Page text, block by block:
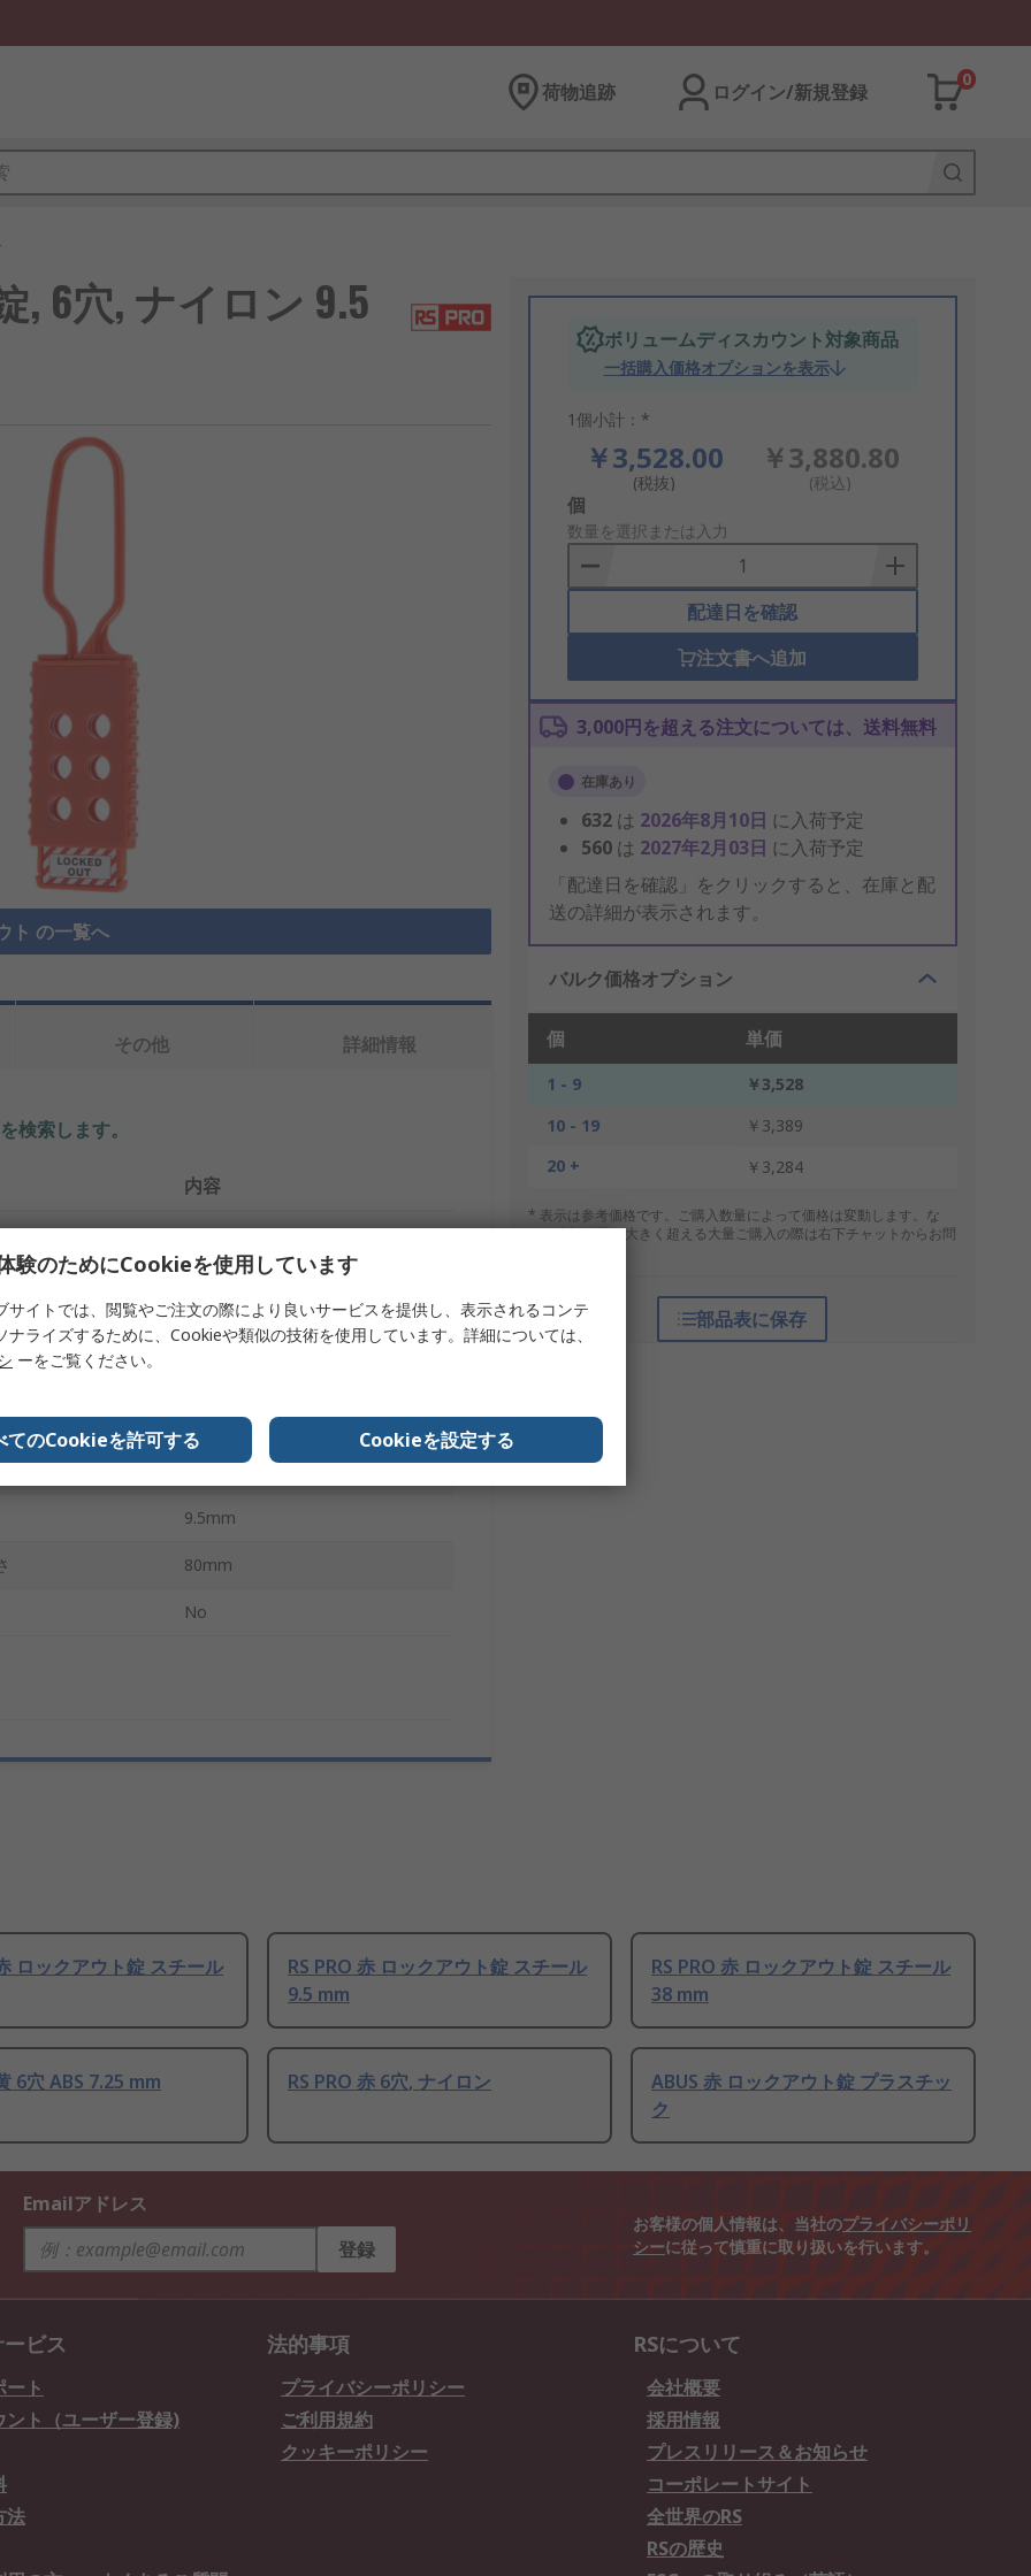
荷物追跡 ログイン/新規登録
0
, 6穴, ナイロン 9.5
ト の一覧へ
ボリュームディスカウント対象商品
一括購入価格オプションを表示
1個小計：*
￥3,528.00
(税抜)
￥3,880.80
(税込)
Add
to
Basket
個
数量を選択または入力
配達日を確認
注文書へ追加
3,000円を超える注文については、送料無料
在庫あり
632 は 2026年8月10日 に入荷予定
560 は 2027年2月03日 に入荷予定
「配達日を確認」をクリックすると、在庫と配
送の詳細が表示されます。
バルク価格オプション
個 単価
1 - 9
￥3,528
10 - 19
￥3,389
20 +
￥3,284
* 表示は参考価格です。ご購入数量によって価格は変動します。な
お、上記数量を大きく超える大量ご購入の際は右下チャットからお問
部品表に保存
その他 詳細情報
検索します。
内容
RS PRO
プ ロックアウト錠
ロックアウトキー
6
9.5mm
80mm
No
ロックアウト錠 スチール
RS PRO 赤 ロックアウト錠 スチール
9.5 mm
RS PRO 赤 ロックアウト錠 スチール
38 mm
6穴 ABS 7.25 mm RS PRO 赤 6穴, ナイロン
ABUS 赤 ロックアウト錠 プラスチッ
ク
Emailアドレス
登録
お客様の個人情報は、当社のプライバシーポリ
シーに従って慎重に取り扱いを行います。
ビス
ト
ント（ユーザー登録)
法
法的事項
プライバシーポリシー
ご利用規約
クッキーポリシー
RSについて
会社概要
採用情報
プレスリリース＆お知らせ
コーポレートサイト
全世界のRS
RSの歴史
験のためにCookieを使用しています
サイトでは、閲覧やご注文の際により良いサービスを提供し、表示されるコンテ
ナライズするために、Cookieや類似の技術を使用しています。詳細については、
ーをご覧ください。
てのCookieを許可する Cookieを設定する